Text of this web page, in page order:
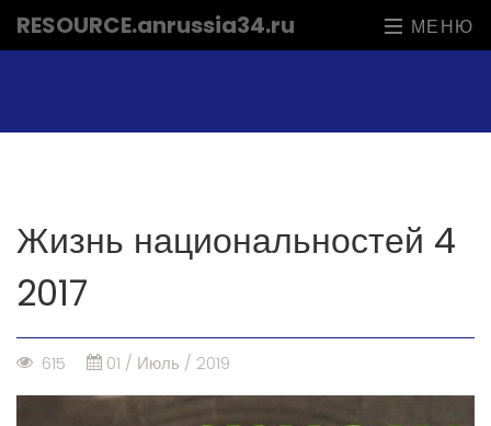
RESOURCE.anrussia34.ru МЕНЮ
Жизнь национальностей 4
2017
615 01 / Июль / 2019